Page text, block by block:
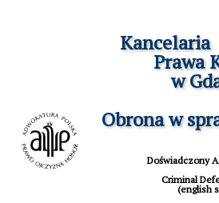
Kancelaria
Prawa
w
Obrona w
Doświadczony
Criminal
(english